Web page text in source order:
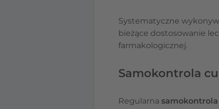
Systematyczne
bieżące dostosowanie
farmakologicznej.
Samokontrola
Regularna